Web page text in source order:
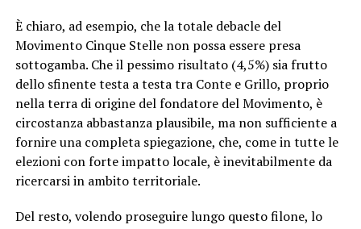
È chiaro, ad esempio, che la totale debacle del
Movimento Cinque Stelle non possa essere presa
sottogamba. Che il pessimo risultato (4,5%) sia frutto
dello sfinente testa a testa tra Conte e Grillo, proprio
nella terra di origine del fondatore del Movimento, è
circostanza abbastanza plausibile, ma non sufficiente a
fornire una completa spiegazione, che, come in tutte le
elezioni con forte impatto locale, è inevitabilmente da
ricercarsi in ambito territoriale.
Del resto, volendo proseguire lungo questo filone, lo